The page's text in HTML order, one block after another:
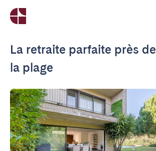
La retraite parfaite près de
la plage